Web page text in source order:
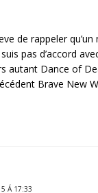
de rappeler
pas d’accord
autant Dance of
Brave New
Á 17:33